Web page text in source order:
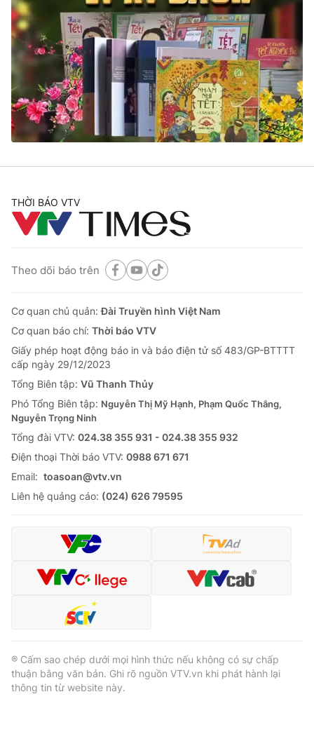
VTV Money VTV Thể thao
VTV Sức khoẻ Bất động sản
Thị trường 24h Tấm lòng Việt
VTV9
Liên hệ tòa soạn English
THỜI BÁO VTV
Theo dõi báo trên
Cơ quan chủ quản:
Cơ quan báo chí:Thời báo VTV
Giấy phép hoạt động báo in và báo điện tử số 483/GP-BTTTT
cấp ngày 29/12/2023
Tổng Biên tập:
Vũ Thanh Thủy
Tổng đài VTV: 024.38 355 931 - 024.38 355 932
toasoan@vtv.vn
Liên hệ quảng cáo:
THỜI BÁO VTV
Theo dõi báo trên
Cơ quan chủ quản:Đài Truyền hình Việt Nam
Cơ quan báo chí: Thời báo VTV
Giấy phép hoạt động báo in và báo điện tử số 483/GP-BTTTT
cấp ngày 29/12/2023
Tổng Biên tập: Vũ Thanh Thủy
Phó Tổng Biên tập: Nguyễn Thị Mỹ Hạnh, Phạm Quốc Thắng,
Nguyễn Trọng Ninh
Tổng đài VTV: 024.38 355 931 - 024.38 355 932
Ðiện thoại Thời báo VTV: 0988 671 671
Email: toasoan@vtv.vn
Liên hệ quảng cáo: (024) 626 79595
® Cấm sao chép dưới mọi hình thức nếu không có sự chấp
thuận bằng văn bản. Ghi rõ nguồn VTV.vn khi phát hành lại
thông tin từ website này.